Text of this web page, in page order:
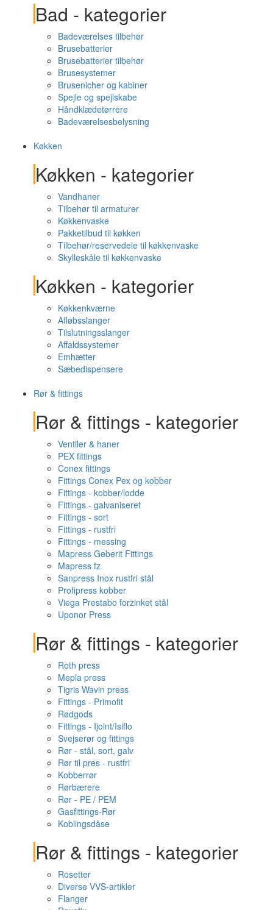
Bad - kategorier
Badeværelses tilbehør
Brusebatterier
Brusebatterier tilbehør
Brusesystemer
Brusenicher og kabiner
Spejle og spejlskabe
Håndklædetørrere
Badeværelsesbelysning
Køkken
Køkken - kategorier
Vandhaner
Tilbehør til armaturer
Køkkenvaske
Pakketilbud til køkken
Tilbehør/reservedele til køkkenvaske
Skylleskåle til køkkenvaske
Køkken - kategorier
Køkkenkværne
Afløbsslanger
Tilslutningsslanger
Affaldssystemer
Emhætter
Sæbedispensere
Rør & fittings
Rør & fittings - kategorier
Ventiler & haner
PEX fittings
Conex fittings
Fittings Conex Pex og kobber
Fittings - kobber/lodde
Fittings - galvaniseret
Fittings - sort
Fittings - rustfri
Fittings - messing
Mapress Geberit Fittings
Mapress fz
Sanpress Inox rustfri stål
Profipress kobber
Viega Prestabo forzinket stål
Uponor Press
Rør & fittings - kategorier
Roth press
Mepla press
Tigris Wavin press
Fittings - Primofit
Rødgods
Fittings - Ijoint/Isiflo
Svejserør og fittings
Rør - stål, sort, galv
Rør til pres - rustfri
Kobberrør
Rørbærere
Rør - PE / PEM
Gasfittings-Rør
Koblingsdåse
Rør & fittings - kategorier
Rosetter
Diverse VVS-artikler
Flanger